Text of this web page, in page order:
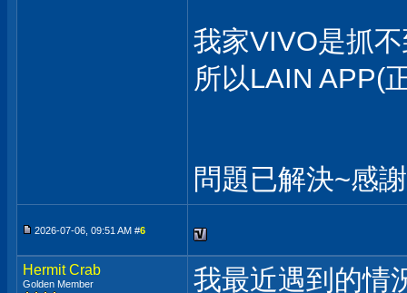
我家VIVO是抓
所以LAIN APP(
問題已解決~感
2026-07-06, 09:51 AM #6
Hermit Crab
Golden Member
我最近遇到的情